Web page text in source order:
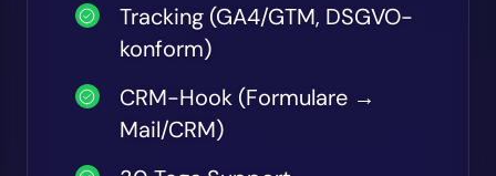
Tracking (GA4/GTM, DSGVO-
konform)
CRM-Hook (Formulare →
Mail/CRM)